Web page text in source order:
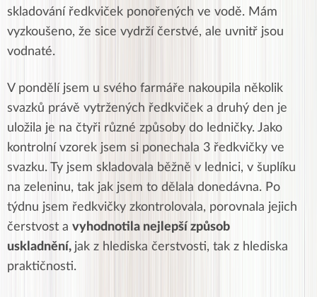
skladování ředkviček ponořených ve vodě. Mám
vyzkoušeno, že sice vydrží čerstvé, ale uvnitř jsou
vodnaté.
V pondělí jsem u svého farmáře nakoupila několik
svazků právě vytržených ředkviček a druhý den je
uložila je na čtyři různé způsoby do ledničky. Jako
kontrolní vzorek jsem si ponechala 3 ředkvičky ve
svazku. Ty jsem skladovala běžně v lednici, v šuplíku
na zeleninu, tak jak jsem to dělala donedávna. Po
týdnu jsem ředkvičky zkontrolovala, porovnala jejich
čerstvost a vyhodnotila nejlepší způsob
uskladnění, jak z hlediska čerstvosti, tak z hlediska
praktičnosti.